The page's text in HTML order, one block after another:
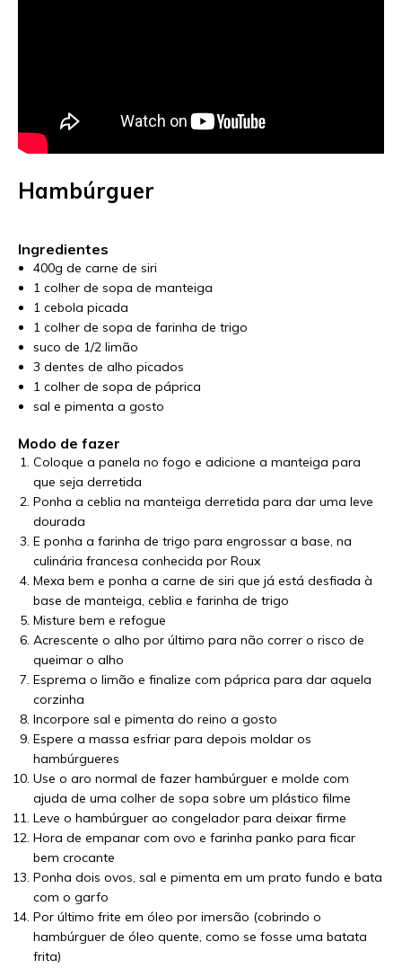
Hambúrguer
Ingredientes
400g de carne de siri
1 colher de sopa de manteiga
1 cebola picada
1 colher de sopa de farinha de trigo
suco de 1/2 limão
3 dentes de alho picados
1 colher de sopa de páprica
sal e pimenta a gosto
Modo de fazer
Coloque a panela no fogo e adicione a manteiga para
que seja derretida
Ponha a ceblia na manteiga derretida para dar uma leve
dourada
E ponha a farinha de trigo para engrossar a base, na
culinária francesa conhecida por Roux
Mexa bem e ponha a carne de siri que já está desfiada à
base de manteiga, ceblia e farinha de trigo
Misture bem e refogue
Acrescente o alho por último para não correr o risco de
queimar o alho
Esprema o limão e finalize com páprica para dar aquela
corzinha
Incorpore sal e pimenta do reino a gosto
Espere a massa esfriar para depois moldar os
hambúrgueres
Use o aro normal de fazer hambúrguer e molde com
ajuda de uma colher de sopa sobre um plástico filme
Leve o hambúrguer ao congelador para deixar firme
Hora de empanar com ovo e farinha panko para ficar
bem crocante
Ponha dois ovos, sal e pimenta em um prato fundo e bata
com o garfo
Por último frite em óleo por imersão (cobrindo o
hambúrguer de óleo quente, como se fosse uma batata
frita)